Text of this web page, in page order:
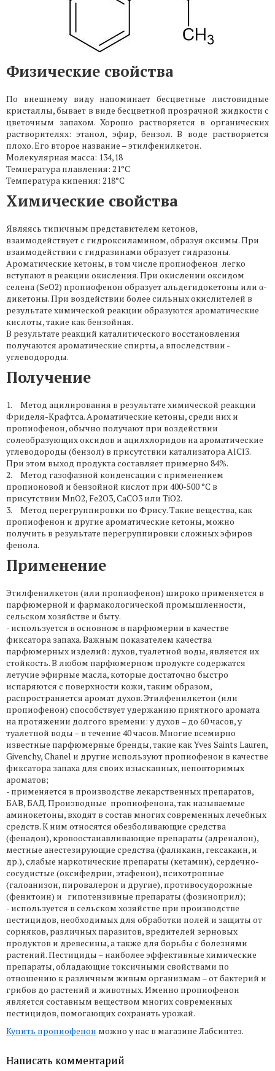
Физические свойства
По внешнему виду напоминает бесцветные листовидные
кристаллы, бывает в виде бесцветной прозрачной жидкости с
цветочным запахом. Хорошо растворяется в органических
растворителях: этанол, эфир, бензол. В воде растворяется
плохо. Его второе название – этилфенилкетон.
Молекулярная масса: 134,18
Температура плавления: 21°C
Температура кипения: 218°C
Химические свойства
Являясь типичным представителем кетонов,
взаимодействует с гидроксиламином, образуя оксимы. При
взаимодействии с гидразинами образует гидразоны.
Ароматические кетоны, в том числе пропиофенон легко
вступают в реакции окисления. При окислении оксидом
селена (SeO2) пропиофенон образует альдегидокетоны или α-
дикетоны. При воздействии более сильных окислителей в
результате химической реакции образуются ароматические
кислоты, такие как бензойная.
В результате реакций каталитического восстановления
получаются ароматические спирты, а впоследствии -
углеводороды.
Получение
1. Метод ацилирования в результате химической реакции
Фриделя-Крафтса. Ароматические кетоны, среди них и
пропиофенон, обычно получают при воздействии
солеобразующих оксидов и ацилхлоридов на ароматические
углеводороды (бензол) в присутствии катализатора AlCl3.
При этом выход продукта составляет примерно 84%.
2. Метод газофазной конденсации с применением
пропионовой и бензойной кислот при 400-500 °C в
присутствии MnO2, Fe2O3, CaCO3 или ТiО2.
3. Метод перегруппировки по Фрису. Такие вещества, как
пропиофенон и другие ароматические кетоны, можно
получить в результате перегруппировки сложных эфиров
фенола.
Применение
Этилфенилкетон (или пропиофенон) широко применяется в
парфюмерной и фармакологической промышленности,
сельском хозяйстве и быту.
- используется в основном в парфюмерии в качестве
фиксатора запаха. Важным показателем качества
парфюмерных изделий: духов, туалетной воды, является их
стойкость. В любом парфюмерном продукте содержатся
летучие эфирные масла, которые достаточно быстро
испаряются с поверхности кожи, таким образом,
распространяется аромат духов. Этилфенилкетон (или
пропиофенон) способствует удержанию приятного аромата
на протяжении долгого времени: у духов – до 60 часов, у
туалетной воды – в течение 40 часов. Многие всемирно
известные парфюмерные бренды, такие как Yves Saints Lauren,
Givenchy, Chanel и другие используют пропиофенон в качестве
фиксатора запаха для своих изысканных, неповторимых
ароматов;
- применяется в производстве лекарственных препаратов,
БАВ, БАД. Производные пропиофенона, так называемые
аминокетоны, входят в состав многих современных лечебных
средств. К ним относятся обезболивающие средства
(фенадон), кровоостанавливающие препараты (адреналон),
местные анестезирующие средства (фаликаин, гексакаин, и
др.), слабые наркотические препараты (кетамин), сердечно-
сосудистые (оксифедрин, этафенон), психотропные
(галоанизон, пировалерон и другие), противосудорожные
(фенитоин) и гипотензивные препараты (фозиноприл);
- используется в сельском хозяйстве при производстве
пестицидов, необходимых для обработки полей и защиты от
сорняков, различных паразитов, вредителей зерновых
продуктов и древесины, а также для борьбы с болезнями
растений. Пестициды – наиболее эффективные химические
препараты, обладающие токсичными свойствами по
отношению к различным живым организмам – от бактерий и
грибов до растений и животных. Именно пропиофенон
является составным веществом многих современных
пестицидов, помогающих сохранять урожай.
Купить пропиофенон можно у нас в магазине Лабсинтез.
Написать комментарий